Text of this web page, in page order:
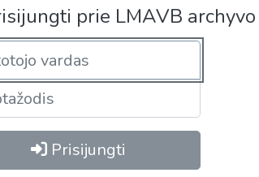
prie LMAVB archyvo
Prisijungti